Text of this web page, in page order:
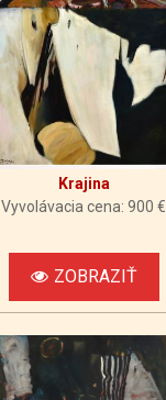
Krajina
Vyvolávacia cena: 900 €
ZOBRAZIŤ